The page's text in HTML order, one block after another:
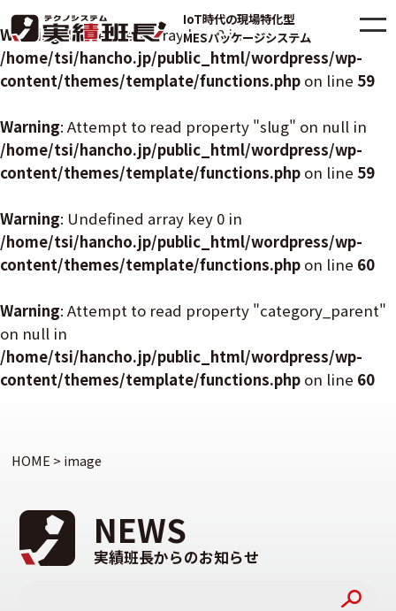
Warning: Undefined array key 0 in
/home/tsi/hancho.jp/public_html/wordpress/wp-
content/themes/template/functions.php on line 59
Warning: Attempt to read property "slug" on null in
/home/tsi/hancho.jp/public_html/wordpress/wp-
content/themes/template/functions.php on line 59
Warning: Undefined array key 0 in
/home/tsi/hancho.jp/public_html/wordpress/wp-
content/themes/template/functions.php on line 60
Warning: Attempt to read property "category_parent"
on null in
/home/tsi/hancho.jp/public_html/wordpress/wp-
content/themes/template/functions.php on line 60
IoT時代の現場特化型
MESパッケージシステム
HOME > image
NEWS
実績班長からのお知らせ